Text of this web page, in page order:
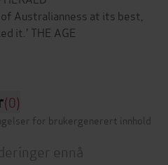
Australianness at its best,
it.' THE AGE
(0)
for brukergenerert innhold
ennå